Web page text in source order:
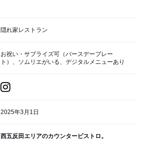
隠れ家レストラン
お祝い・サプライズ可（バースデープレー
ト）、ソムリエがいる、デジタルメニューあり
2025年3月1日
西五反田エリアのカウンタービストロ。